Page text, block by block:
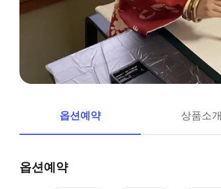
옵션예약 상품소개
옵션예약